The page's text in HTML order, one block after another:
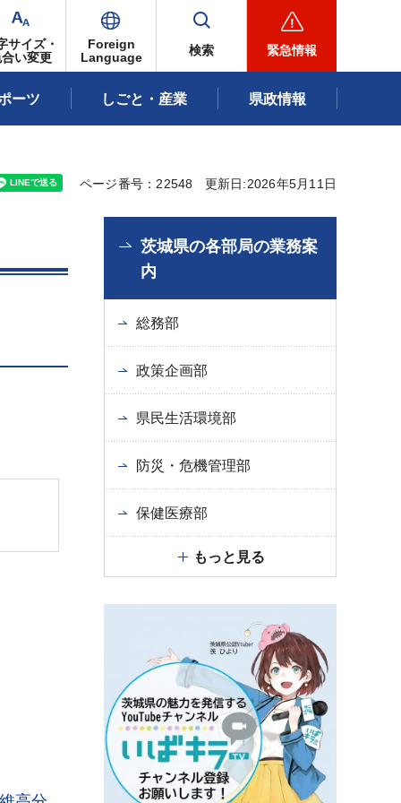
サイズ・
い変更
Foreign
Language
検索 緊急情報
ーツ しごと・産業 県政情報
ページ番号：22548 更新日:2026年5月11日
茨城県の各部局の業務案
内
総務部
政策企画部
県民生活環境部
防災・危機管理部
保健医療部
もっと見る